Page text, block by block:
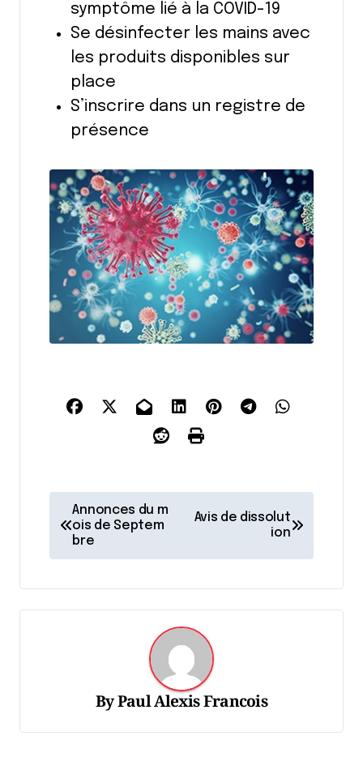
symptôme lié à la COVID-19
Se désinfecter les mains avec
les produits disponibles sur
place
S’inscrire dans un registre de
présence
v
i
g
Annonces du m
ois de Septem
bre
Avis de dissolut
ion
ByPaul Alexis Francois